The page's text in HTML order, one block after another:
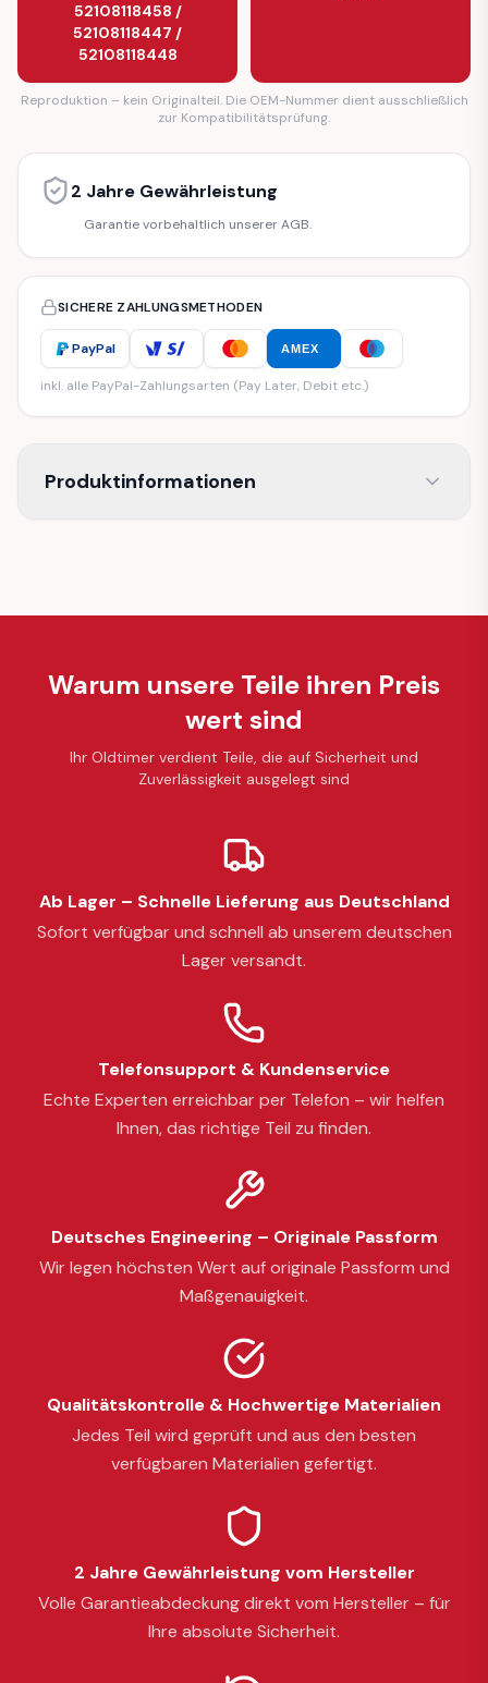
52108118458 /
52108118447 /
52108118448
Reproduktion – kein Originalteil. Die OEM-Nummer dient ausschließlich
zur Kompatibilitätsprüfung.
2 Jahre Gewährleistung
Garantie vorbehaltlich unserer AGB.
SICHERE ZAHLUNGSMETHODEN
PayPal AMEX
inkl. alle PayPal-Zahlungsarten (Pay Later, Debit etc.)
Produktinformationen
Warum unsere Teile ihren Preis
wert sind
Ihr Oldtimer verdient Teile, die auf Sicherheit und
Zuverlässigkeit ausgelegt sind
Ab Lager – Schnelle Lieferung aus Deutschland
Sofort verfügbar und schnell ab unserem deutschen
Lager versandt.
Telefonsupport & Kundenservice
Echte Experten erreichbar per Telefon – wir helfen
Ihnen, das richtige Teil zu finden.
Deutsches Engineering – Originale Passform
Wir legen höchsten Wert auf originale Passform und
Maßgenauigkeit.
Qualitätskontrolle & Hochwertige Materialien
Jedes Teil wird geprüft und aus den besten
verfügbaren Materialien gefertigt.
2 Jahre Gewährleistung vom Hersteller
Volle Garantieabdeckung direkt vom Hersteller – für
Ihre absolute Sicherheit.